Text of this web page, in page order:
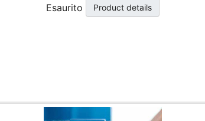
Esaurito
Product details